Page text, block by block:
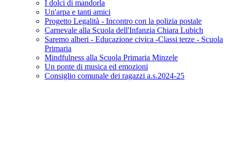
I dolci di mandorla
Un'arpa e tanti amici
Progetto Legalità - Incontro con la polizia postale
Carnevale alla Scuola dell'Infanzia Chiara Lubich
Saremo alberi - Educazione civica -Classi terze - Scuola
Primaria
Mindfulness alla Scuola Primaria Minzele
Un ponte di musica ed emozioni
Consiglio comunale dei ragazzi a.s.2024-25